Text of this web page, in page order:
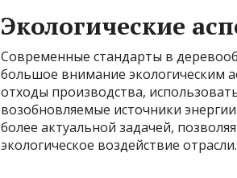
Экологические
Современные стандарты в
большое внимание экологическим
отходы производства,
возобновляемые источники
более актуальной задачей,
экологическое воздействие отрасли.